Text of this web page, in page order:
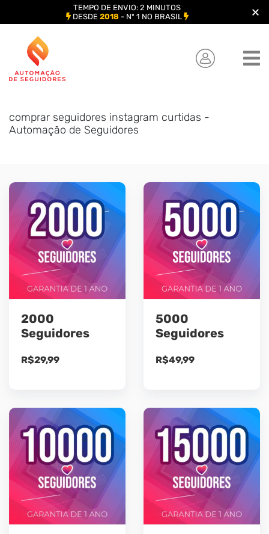
content
comprar seguidores instagram curtidas -
Automação de Seguidores
2000
Seguidores
R$29,99
5000
Seguidores
R$49,99
TEMPO DE ENVIO: 2 MINUTOS
DESDE 2018- Nº 1 NO BRASIL